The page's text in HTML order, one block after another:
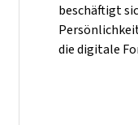
beschäftigt
die digitale